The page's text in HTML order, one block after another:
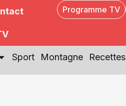
Programme TV
Sport Montagne Recettes